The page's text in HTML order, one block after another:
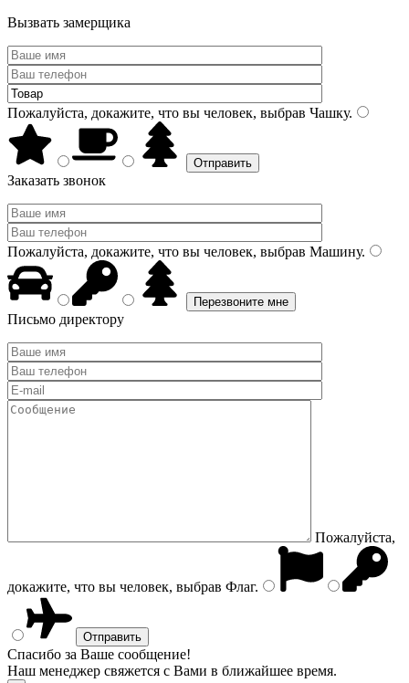
Вызвать замерщика
Пожалуйста, докажите, что вы человек, выбрав Чашку.
Заказать звонок
Пожалуйста, докажите, что вы человек, выбрав Машину.
Письмо директору
Пожалуйста,
докажите, что вы человек, выбрав Флаг.
Спасибо за Ваше сообщение!
Наш менеджер свяжется с Вами в ближайшее время.